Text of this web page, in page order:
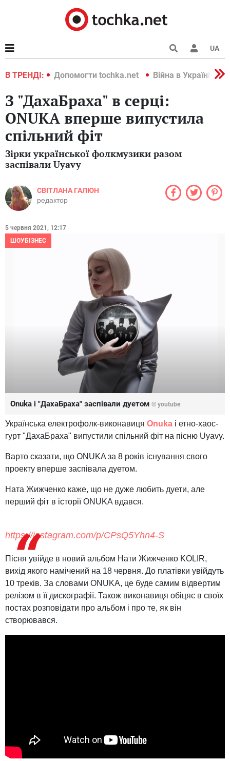
UA
В ТРЕНДІ:
2022 Допомогти tochka.net Війна в Україні 2022
З "ДахаБраха" в серці:
ONUKA вперше випустила
спільний фіт
Зірки української фолкмузики разом
заспівали Uyavy
СВІТЛАНА ГАЛЮН
редактор
5 червня 2021, 12:17
ШОУБІЗНЕС
Onuka і "ДахаБраха" заспівали дуетом © youtube
Українська електрофолк-виконавиця Onuka і етно-хаос-
гурт "ДахаБраха" випустили спільний фіт на пісню Uyavy.
Варто сказати, що ONUKA за 8 років існування свого
проекту вперше заспівала дуетом.
Ната Жижченко каже, що не дуже любить дуети, але
перший фіт в історії ONUKA вдався.
https://instagram.com/p/CPsQ5Yhn4-S
Пісня увійде в новий альбом Нати Жижченко KOLIR,
вихід якого намічений на 18 червня. До платівки увійдуть
10 треків. За словами ONUKA, це буде самим відвертим
релізом в її дискографії. Також виконавиця обіцяє в своїх
постах розповідати про альбом і про те, як він
створювався.